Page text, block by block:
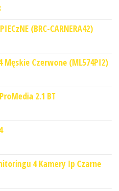
(BRC-CARNERA42)
Męskie Czerwone (ML574PI2)
2.1 BT
4 Kamery Ip Czarne